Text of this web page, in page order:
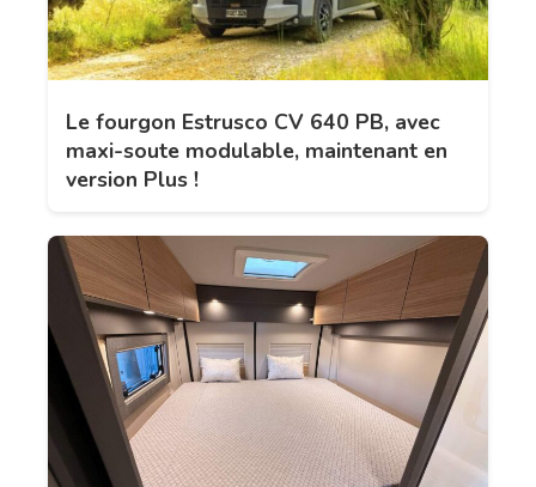
Le fourgon Estrusco CV 640 PB, avec
maxi-soute modulable, maintenant en
version Plus !